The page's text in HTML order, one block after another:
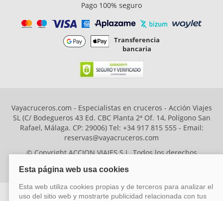
Pago 100% seguro
Transferencia
bancaria
Vayacruceros.com - Especialistas en cruceros - Acción Viajes
SL (C/ Bodegueros 43 Ed. CBC Planta 2ª Of. 14, Polígono San
Rafael, Málaga. CP: 29006) Tel: +34 917 815 555 - Email:
reservas@vayacruceros.com
© Copyright ACCION VIAJES S.L. Todos los derechos